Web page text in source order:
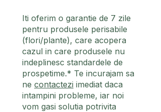
Iti oferim o garantie de 7 zile
pentru produsele perisabile
(flori/plante), care acopera
cazul in care produsele nu
indeplinesc standardele de
prospetime.* Te incurajam sa
ne contactezi imediat daca
intampini probleme, iar noi
vom gasi solutia potrivita